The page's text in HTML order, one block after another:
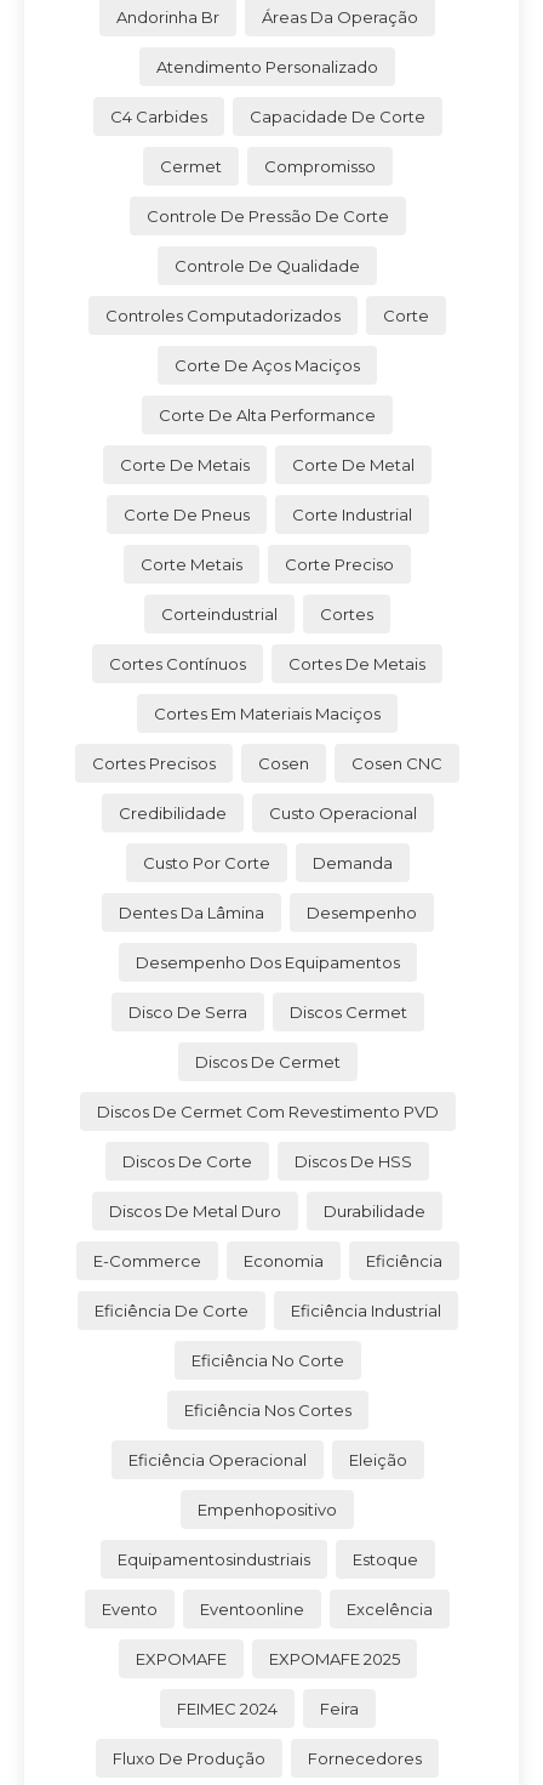
Andorinha Br Áreas Da Operação
Atendimento Personalizado
C4 Carbides Capacidade De Corte
Cermet Compromisso
Controle De Pressão De Corte
Controle De Qualidade
Controles Computadorizados Corte
Corte De Aços Maciços
Corte De Alta Performance
Corte De Metais Corte De Metal
Corte De Pneus Corte Industrial
Corte Metais Corte Preciso
Corteindustrial Cortes
Cortes Contínuos Cortes De Metais
Cortes Em Materiais Maciços
Cortes Precisos Cosen Cosen CNC
Credibilidade Custo Operacional
Custo Por Corte Demanda
Dentes Da Lâmina Desempenho
Desempenho Dos Equipamentos
Disco De Serra Discos Cermet
Discos De Cermet
Discos De Cermet Com Revestimento PVD
Discos De Corte Discos De HSS
Discos De Metal Duro Durabilidade
E-Commerce Economia Eficiência
Eficiência De Corte Eficiência Industrial
Eficiência No Corte
Eficiência Nos Cortes
Eficiência Operacional Eleição
Empenhopositivo
Equipamentosindustriais Estoque
Evento Eventoonline Excelência
EXPOMAFE EXPOMAFE 2025
FEIMEC 2024 Feira
Fluxo De Produção Fornecedores